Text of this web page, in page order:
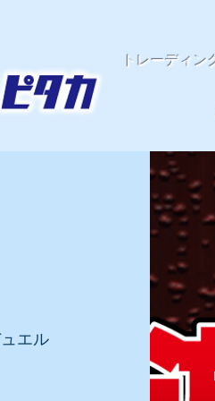
トレーディ
エル